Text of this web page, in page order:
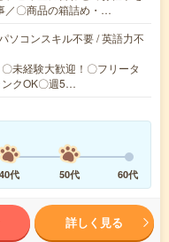
／〇商品の箱詰め・…
ソコンスキル不要 / 英語力不
未経験大歓迎！〇フリータ
クOK〇週5…
40代 50代 60代
詳しく見る